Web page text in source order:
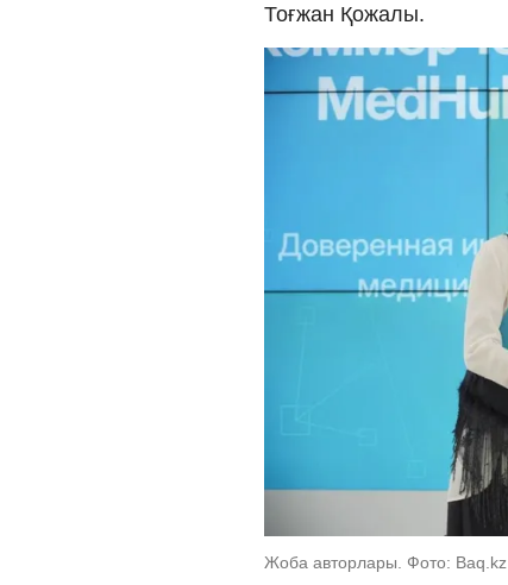
Тоғжан Қожалы.
Жоба авторлары. Фото: Baq.kz